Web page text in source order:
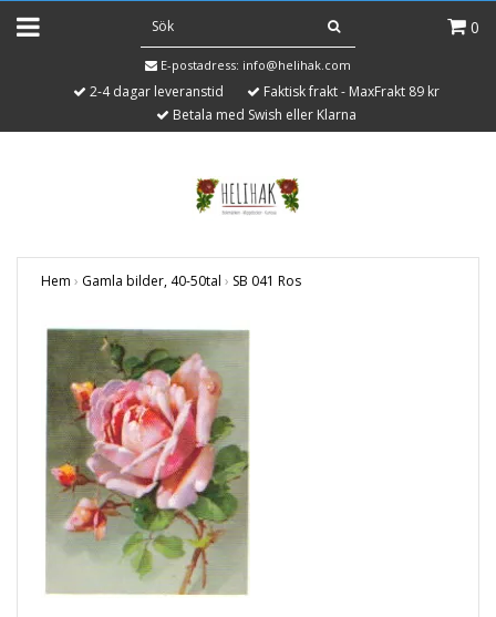
0
E-postadress: info@helihak.com
2-4 dagar leveranstid
Faktisk frakt - MaxFrakt 89 kr
Betala med Swish eller Klarna
Hem › Gamla bilder, 40-50tal › SB 041 Ros